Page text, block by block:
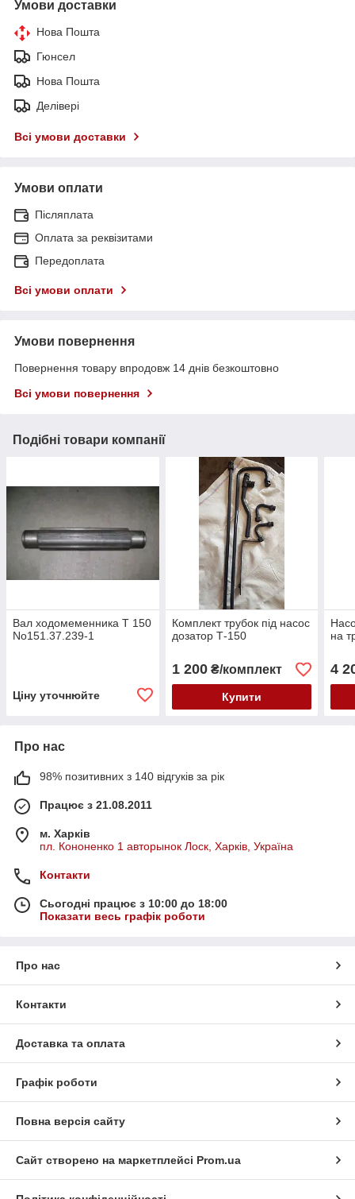
Умови доставки
Нова Пошта
Гюнсел
Нова Пошта
Делівері
Всі умови доставки
Умови оплати
Післяплата
Оплата за реквізитами
Передоплата
Всі умови оплати
Умови повернення
Повернення товару впродовж 14 днів безкоштовно
Всі умови повернення
Подібні товари компанії
Вал ходомеменника Т 150
No151.37.239-1
Ціну уточнюйте
Комплект трубок під насос
дозатор Т-150
1 200₴/комплект
Купити
на
4
Про нас
98% позитивних з 140 відгуків за рік
Працює з 21.08.2011
м. Харків
пл. Кононенко 1 авторынок Лоск, Харків, Україна
Контакти
Сьогодні працює з 10:00 до 18:00
Показати весь графік роботи
Про нас
Контакти
Доставка та оплата
Графік роботи
Повна версія сайту
Сайт створено на маркетплейсі Prom.ua